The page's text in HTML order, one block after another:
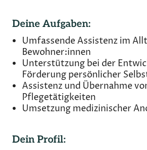
Deine Aufgaben:
Umfassende Assistenz im
Bewohner:innen
Unterstützung bei der
Förderung persönlicher
Assistenz und Übernahme
Pflegetätigkeiten
Umsetzung medizinischer
Dein Profil: